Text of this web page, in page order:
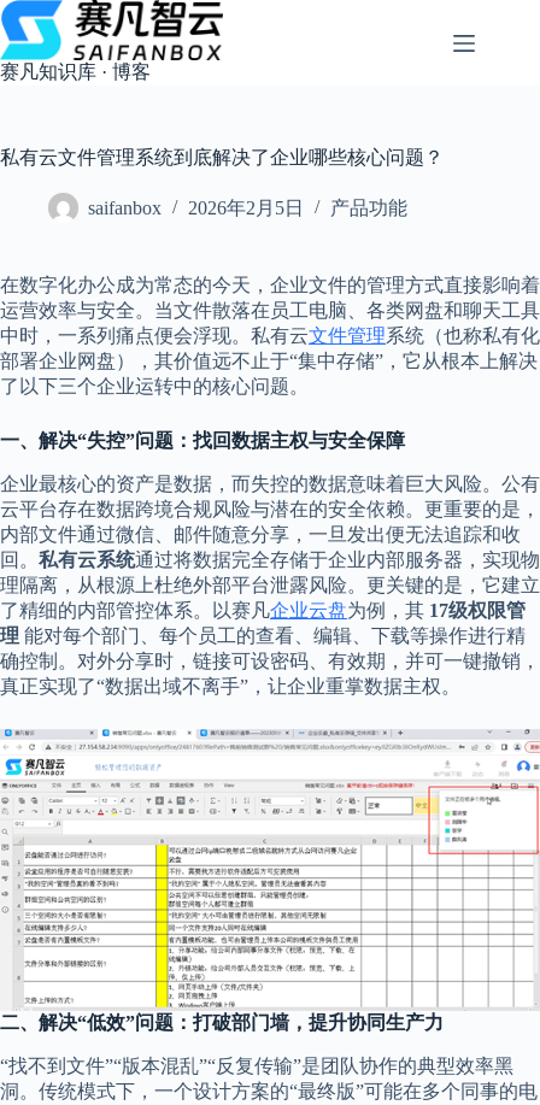
跳
过
内
容
赛凡知识库 · 博客
私有云文件管理系统到底解决了企业哪些核心问题？
saifanbox 2026年2月5日 产品功能
在数字化办公成为常态的今天，企业文件的管理方式直接影响着
运营效率与安全。当文件散落在员工电脑、各类网盘和聊天工具
中时，一系列痛点便会浮现。私有云文件管理系统（也称私有化
部署企业网盘），其价值远不止于“集中存储”，它从根本上解决
了以下三个企业运转中的核心问题。
一、解决“失控”问题：找回数据主权与安全保障
企业最核心的资产是数据，而失控的数据意味着巨大风险。公有
云平台存在数据跨境合规风险与潜在的安全依赖。更重要的是，
内部文件通过微信、邮件随意分享，一旦发出便无法追踪和收
回。 私有云系统通过将数据完全存储于企业内部服务器，实现物
理隔离，从根源上杜绝外部平台泄露风险。更关键的是，它建立
了精细的内部管控体系。以赛凡企业云盘为例，其 17级权限管
理 能对每个部门、每个员工的查看、编辑、下载等操作进行精
确控制。对外分享时，链接可设密码、有效期，并可一键撤销，
真正实现了“数据出域不离手”，让企业重掌数据主权。
二、解决“低效”问题：打破部门墙，提升协同生产力
“找不到文件”“版本混乱”“反复传输”是团队协作的典型效率黑
洞。传统模式下，一个设计方案的“最终版”可能在多个同事的电